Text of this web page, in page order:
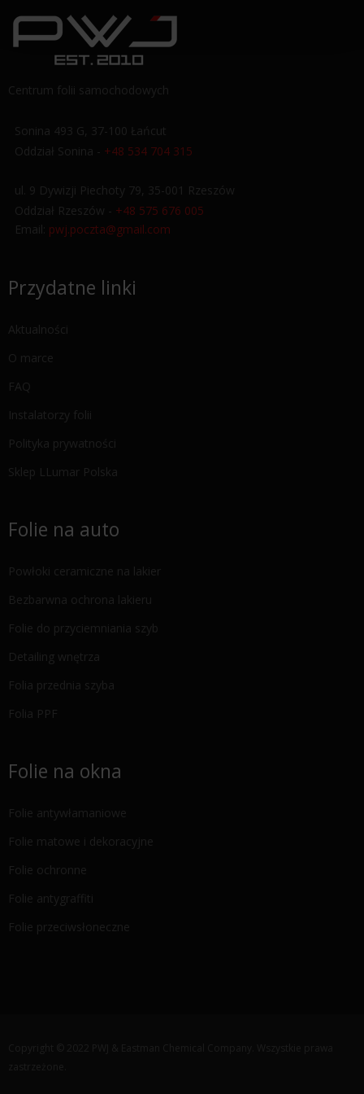
Centrum folii samochodowych
Sonina 493 G, 37-100 Łańcut
Oddział Sonina - +48 534 704 315
ul. 9 Dywizji Piechoty 79, 35-001 Rzeszów
Oddział Rzeszów - +48 575 676 005
Email: pwj.poczta@gmail.com
Przydatne linki
Aktualności
O marce
FAQ
Instalatorzy folii
Polityka prywatności
Sklep LLumar Polska
Folie na auto
Powłoki ceramiczne na lakier
Bezbarwna ochrona lakieru
Folie do przyciemniania szyb
Detailing wnętrza
Folia przednia szyba
Folia PPF
Folie na okna
Folie antywłamaniowe
Folie matowe i dekoracyjne
Folie ochronne
Folie antygraffiti
Folie przeciwsłoneczne